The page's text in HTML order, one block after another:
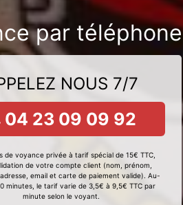
par téléphone
NOUS 7/7
04 23 09 09 92
de voyance privée à tarif spécial de 15€ TTC,
de votre compte client (nom, prénom,
email et carte de paiement valide). Au-
minutes, le tarif varie de 3,5€ à 9,5€ TTC par
minute selon le voyant.